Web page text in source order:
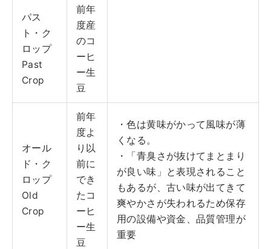
パス
ト・ク
ロップ
Past
Crop
前年
度産
のコ
ーヒ
ー生
豆
オール
ド・ク
ロップ
Old
Crop
前年
度よ
り以
前に
でき
たコ
ーヒ
ー生
豆
・色は黄味がかって風味が薄
くなる。
・「青臭さが抜けてまとまり
が良い味」と表現されること
もあるが、古い味が出てきて
爽やかさが失われるため保存
用の設備や資金、品質管理が
重要